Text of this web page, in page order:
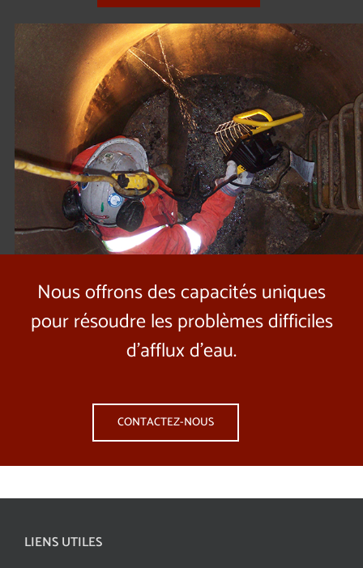
Nous offrons des capacités uniques
pour résoudre les problèmes difficiles
d’afflux d’eau.
CONTACTEZ-NOUS
LIENS UTILES